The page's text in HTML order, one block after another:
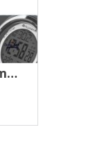
ELASTICO Ø 16 X 500mm PER FUCILE 90 CIRCOLARE IMBOCCOLATO